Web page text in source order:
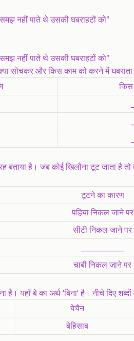
नहीं पाते थे उसकी घबराहटों को"
नहीं पाते थे उसकी घबराहटों को"
सोचकर और किस काम को करने में घबराता
किस
बताया है। जब कोई खिलौना टूट जाता
टूटने का कारण
पहिया निकल जाने पर
सीटी निकल जाने पर
चाबी निकल जाने पर
है। यहाँ बे का अर्थ ‘बिना’ है। नीचे दिए
बेचैन
बेहिसाब